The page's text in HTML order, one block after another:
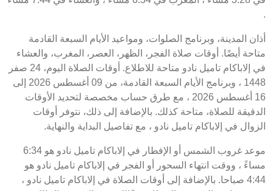
.
أذان المدينة، وبرنامج الصلوات، ومواعيد الأيام السبعة القادمة
متاحة أيضًا. أوقات صلاة الفجر، الظهر، العصر، المغرب، والعشاء
في إلاباكام تاميل نادو متاحة للاطلاع. أوقات الصلاة اليوم، 24 صفر
1448 ، وبرنامج الأيام السبعة القادمة، من 09 أغسطس 2026 إلى
16 أغسطس 2026 ، مع طرق حساب مخصصة لتحديد الأوقات
الدقيقة للصلاة، متاحة كذلك. بالإضافة إلى ذلك، نتوفر أوقات
الزوال في إلاباكام تاميل نادو ، مع تفاصيل البداية والنهاية.
موعد غروب الشمس أو الإفطار في إلاباكام تاميل نادو هو 6:34
مساءً ، ووقت انتهاء السحور أو الفجر في إلاباكام تاميل نادو هو
4:44 صباحا. بالإضافة إلى أوقات الصلاة في إلاباكام تاميل نادو ،